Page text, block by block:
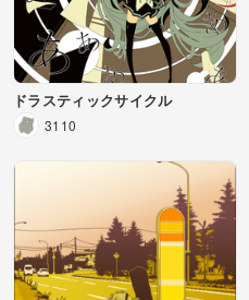
ドラスティックサイクル
3110